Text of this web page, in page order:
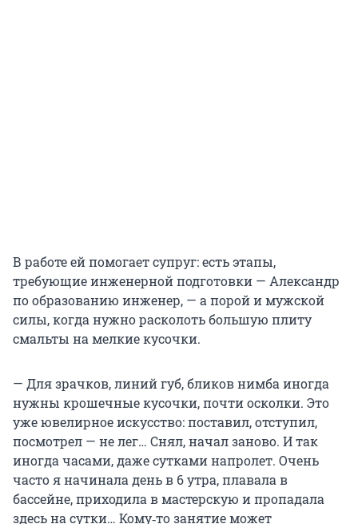
В работе ей помогает супруг: есть этапы,
требующие инженерной подготовки — Александр
по образованию инженер, — а порой и мужской
силы, когда нужно расколоть большую плиту
смальты на мелкие кусочки.
— Для зрачков, линий губ, бликов нимба иногда
нужны крошечные кусочки, почти осколки. Это
уже ювелирное искусство: поставил, отступил,
посмотрел — не лег… Снял, начал заново. И так
иногда часами, даже сутками напролет. Очень
часто я начинала день в 6 утра, плавала в
бассейне, приходила в мастерскую и пропадала
здесь на сутки… Кому‑то занятие может